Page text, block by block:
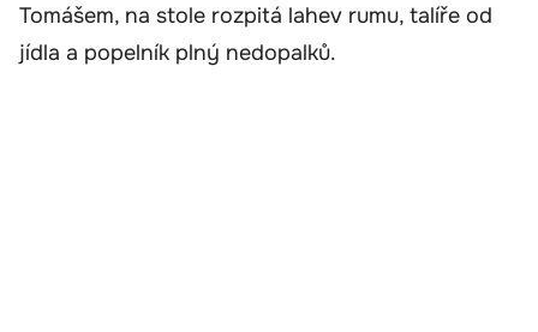
Tomášem, na stole rozpitá lahev rumu, talíře od
jídla a popelník plný nedopalků.